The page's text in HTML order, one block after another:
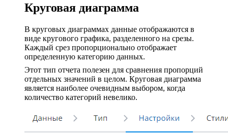
Круговая диаграмма
В круговых диаграммах данные отображаются в
виде кругового графика, разделенного на срезы.
Каждый срез пропорционально отображает
определенную категорию данных.
Этот тип отчета полезен для сравнения пропорций
отдельных значений в целом. Круговая диаграмма
является наиболее очевидным выбором, когда
количество категорий невелико.